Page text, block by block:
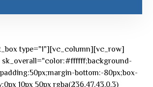
type="1"
sk_overall="color:#ffffff;background-
bottom:-80px;box-